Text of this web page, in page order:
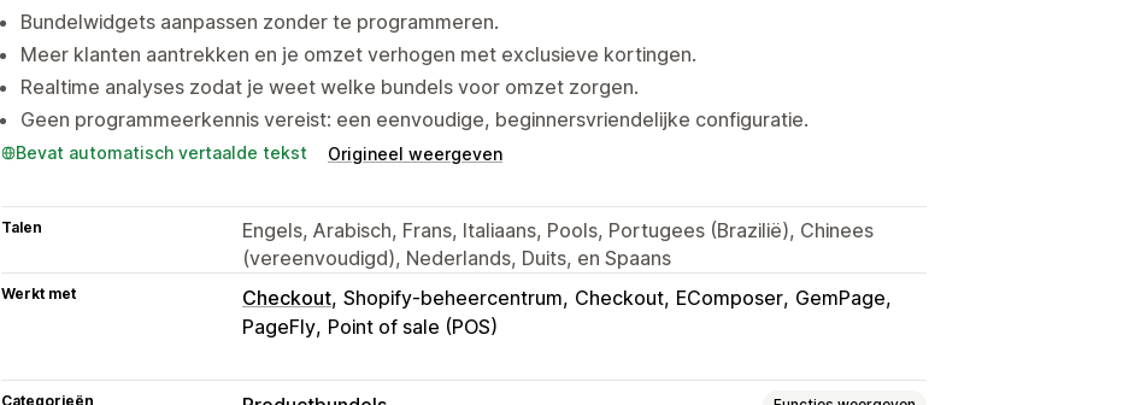
Bundelwidgets aanpassen zonder te programmeren.
Meer klanten aantrekken en je omzet verhogen met exclusieve kortingen.
Realtime analyses zodat je weet welke bundels voor omzet zorgen.
Geen programmeerkennis vereist: een eenvoudige, beginnersvriendelijke configuratie.
Bevat automatisch vertaalde tekst Origineel weergeven
Talen
Engels, Arabisch, Frans, Italiaans, Pools, Portugees (Brazilië), Chinees
(vereenvoudigd), Nederlands, Duits, en Spaans
Werkt met Checkout Shopify-beheercentrum Checkout EComposer GemPage
PageFly Point of sale (POS)
Categorieën